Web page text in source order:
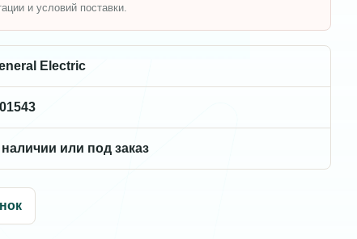
и условий поставки.
Electric
наличии или под заказ